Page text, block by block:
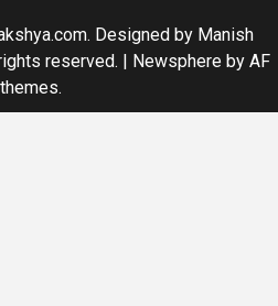
Designed by Manish
reserved. | Newsphere by AF
themes.